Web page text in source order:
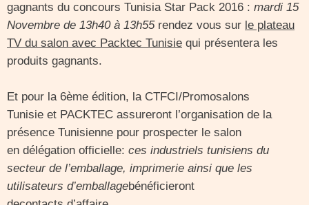
gagnants du concours Tunisia Star Pack 2016 : mardi 15
Novembre de 13h40 à 13h55 rendez vous sur le plateau
TV du salon avec Packtec Tunisie qui présentera les
produits gagnants.
Et pour la 6ème édition, la CTFCI/Promosalons
Tunisie et PACKTEC assureront l’organisation de la
présence Tunisienne pour prospecter le salon
en délégation officielle: ces industriels tunisiens du
secteur de l’emballage, imprimerie ainsi que les
utilisateurs d’emballagebénéficieront